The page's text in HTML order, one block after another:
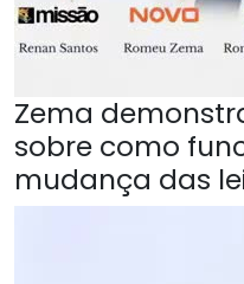
Zema
sobre como
mudança das